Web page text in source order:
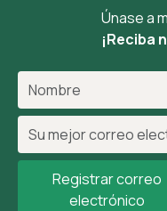
Únase a
¡Reciba
Registrar correo
electrónico